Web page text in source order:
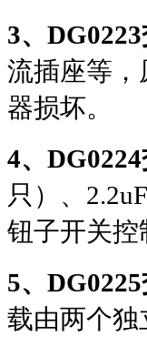
3、 DG0223
流插座等
器损坏。
4、 DG0224
只）、
钮子开关
5、 DG0225
载由两个